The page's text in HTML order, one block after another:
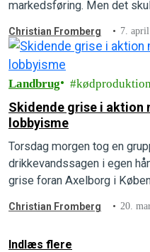
markedsføring. Men det
Christian Fromberg 7.
Landbrug
Skidende grise i aktion
lobbyisme
Torsdag morgen tog en
drikkevandssagen i egen
grise foran Axelborg i
reklamer med store, røde
Christian Fromberg 20.
Indlæs flere